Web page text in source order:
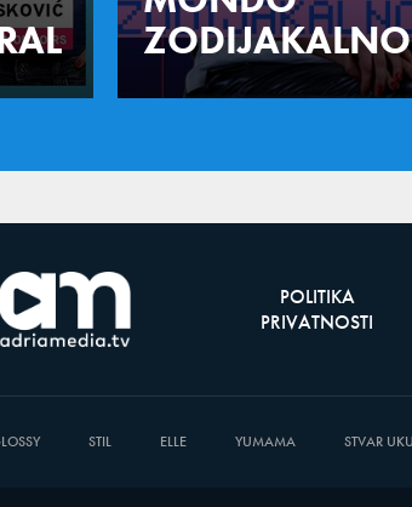
ZODIJAKALNO
POLITIKA
PRIVATNOSTI
STIL ELLE YUMAMA STVAR